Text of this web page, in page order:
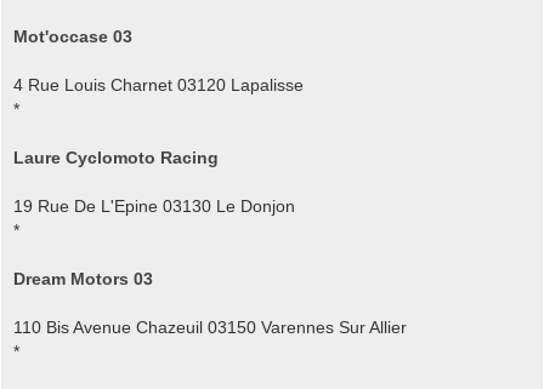
Mot'occase 03
4 Rue Louis Charnet 03120 Lapalisse
*
Laure Cyclomoto Racing
19 Rue De L'Epine 03130 Le Donjon
*
Dream Motors 03
110 Bis Avenue Chazeuil 03150 Varennes Sur Allier
*